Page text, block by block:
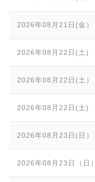
2026年08月21日(金）
2026年08月22日(土)
2026年08月22日(土）
2026年08月22日(土)
2026年08月23日(日）
2026年08月23日（日）